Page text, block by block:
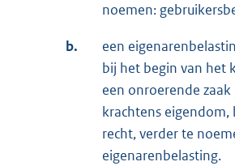
noemen:
b.
een
bij het begin van het
een onroerende
krachtens
recht, verder te
eigenarenbelasting.